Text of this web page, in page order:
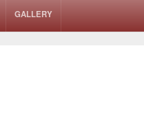
GALLERY